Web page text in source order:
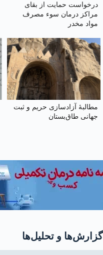
درخواست حمایت از بقای
مراکز درمان سوء مصرف
مواد مخدر
مطالبهٔ آزادسازی حریم و ثبت
جهانی طاق‌بستان
گزارش‌ها و تحلیل‌ها